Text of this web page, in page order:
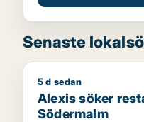
Senaste
Alexis söker
5 d sedan
Alexis söker
Södermalm